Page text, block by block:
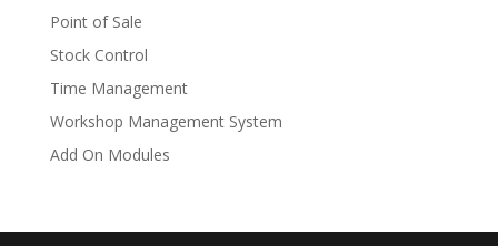
Point of Sale
Stock Control
Time Management
Workshop Management System
Add On Modules